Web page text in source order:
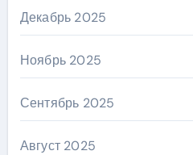
Декабрь 2025
Ноябрь 2025
Сентябрь 2025
Август 2025